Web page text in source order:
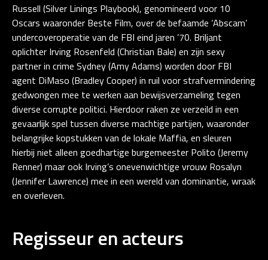
Russell (Silver Linings Playbook), genomineerd voor 10
Oscars waaronder Beste Film, over de befaamde ‘Abscam’
undercoveroperatie van de FBI eind jaren ’70. Briljant
oplichter Irving Rosenfeld (Christian Bale) en zijn sexy
partner in crime Sydney (Amy Adams) worden door FBI
agent DiMaso (Bradley Cooper) in ruil voor strafvermindering
gedwongen mee te werken aan bewijsverzameling tegen
diverse corrupte politici. Hierdoor raken ze verzeild in een
gevaarlijk spel tussen diverse machtige partijen, waaronder
belangrijke kopstukken van de lokale Maffia, en sleuren
hierbij niet alleen goedhartige burgemeester Polito (Jeremy
Renner) maar ook Irving’s onevenwichtige vrouw Rosalyn
(Jennifer Lawrence) mee in een wereld van dominantie, wraak
en overleven.
Regisseur en acteurs